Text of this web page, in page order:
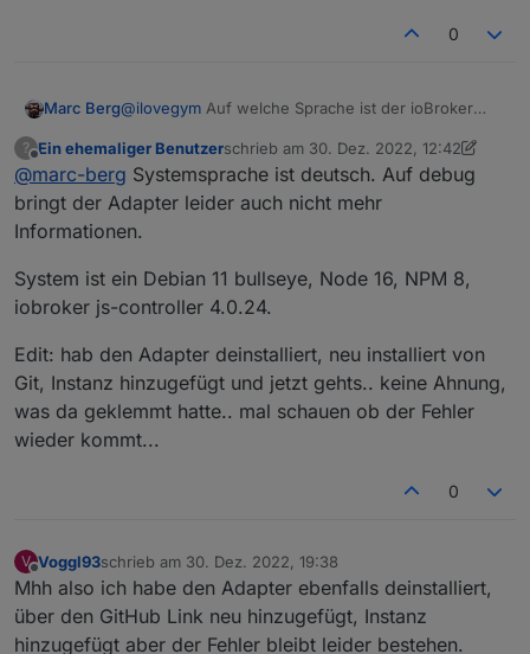
0
Marc Berg@ilovegym Auf welche Sprache ist der ioBroker
? Ein ehemaliger Benutzerschrieb am 30. Dez. 2022, 12:42
zuletzt editiert von Ein ehemaliger
@marc-berg Systemsprache ist deutsch. Auf debug
bringt der Adapter leider auch nicht mehr
Informationen.
System ist ein Debian 11 bullseye, Node 16, NPM 8,
iobroker js-controller 4.0.24.
Edit: hab den Adapter deinstalliert, neu installiert von
Git, Instanz hinzugefügt und jetzt gehts.. keine Ahnung,
was da geklemmt hatte.. mal schauen ob der Fehler
wieder kommt...
0
V
Offline
Voggl93schrieb am 30. Dez. 2022, 19:38
zuletzt editiert von
Mhh also ich habe den Adapter ebenfalls deinstalliert,
über den GitHub Link neu hinzugefügt, Instanz
hinzugefügt aber der Fehler bleibt leider bestehen.